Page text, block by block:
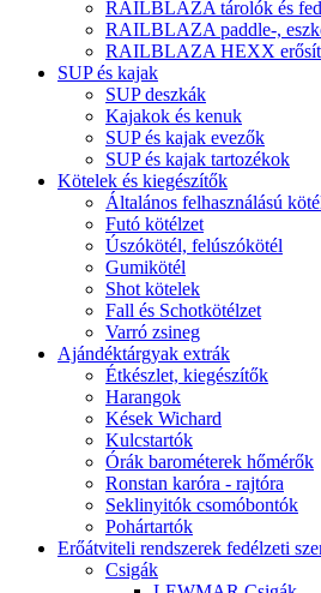
RAILBLAZA tárolók és
RAILBLAZA paddle-,
RAILBLAZA HEXX
SUP és kajak
SUP deszkák
Kajakok és kenuk
SUP és kajak evezők
SUP és kajak tartozékok
Kötelek és kiegészítők
Általános felhasználású
Futó kötélzet
Úszókötél, felúszókötél
Gumikötél
Shot kötelek
Fall és Schotkötélzet
Varró zsineg
Ajándéktárgyak extrák
Étkészlet, kiegészítők
Harangok
Kések Wichard
Kulcstartók
Órák barométerek hőmérők
Ronstan karóra - rajtóra
Seklinyitók csomóbontók
Pohártartók
Erőátviteli rendszerek fedélzeti
Csigák